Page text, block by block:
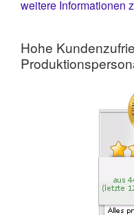
weitere Informationen
Hohe